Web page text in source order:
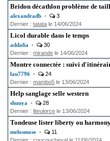
Bridon décathlon problème de
alexandradb -
3
Dernier : tatata le 14/06/2024
Licol durable dans le temps
addalia -
30
Dernier : mirande le 14/06/2024
Montre connectée : suivi
lau7796 -
24
Dernier : mambo5 le 13/06/2024
Help sanglage selle western
shuuya -
28
Dernier : liteulorce le 13/06/2024
Tondeuse lister liberty ou
melosmose -
11